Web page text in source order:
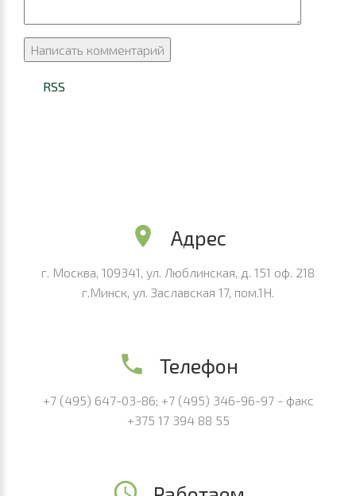
RSS
Адрес
г. Москва, 109341, ул. Люблинская, д. 151 оф. 218
г.Минск, ул. Заславская 17, пом.1H.
Телефон
+7 (495) 647-03-86; +7 (495) 346-96-97 - факс
+375 17 394 88 55